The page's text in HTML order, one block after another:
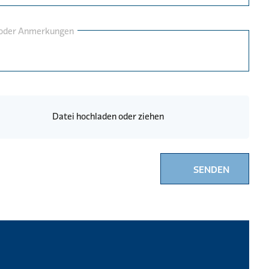
Anmerkungen
Datei hochladen oder ziehen
SENDEN